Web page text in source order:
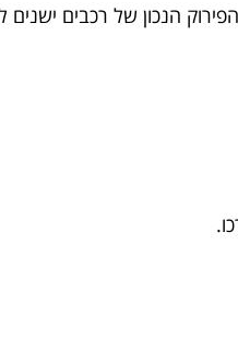
הנכון של רכבים